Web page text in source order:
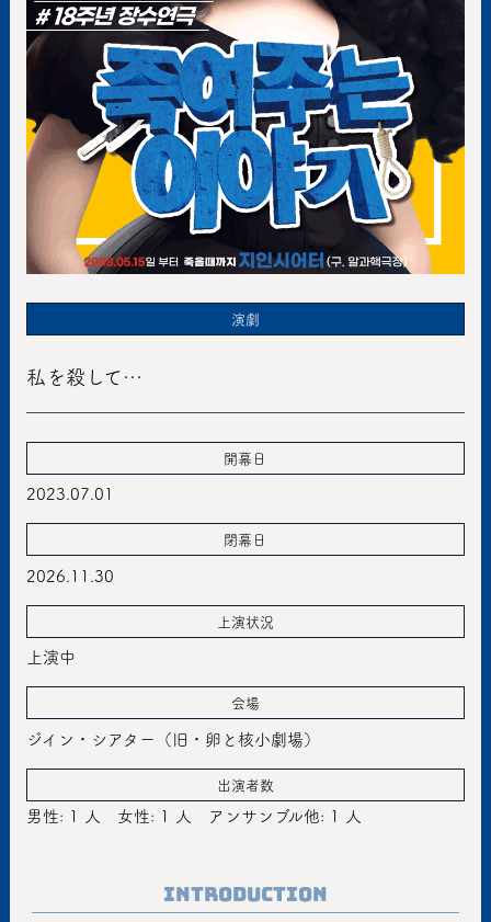
演劇
私を殺して…
開幕日
2023.07.01
閉幕日
2026.11.30
上演状況
上演中
会場
ジイン・シアター（旧・卵と核小劇場）
出演者数
男性: 1 人 女性: 1 人 アンサンブル他: 1 人
Introduction